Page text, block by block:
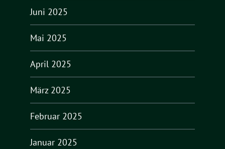
Juni 2025
Mai 2025
April 2025
März 2025
Februar 2025
Januar 2025